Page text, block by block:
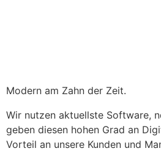
Modern am Zahn der Zeit.
Wir nutzen aktuellste Software,
geben diesen hohen Grad an
Vorteil an unsere Kunden und